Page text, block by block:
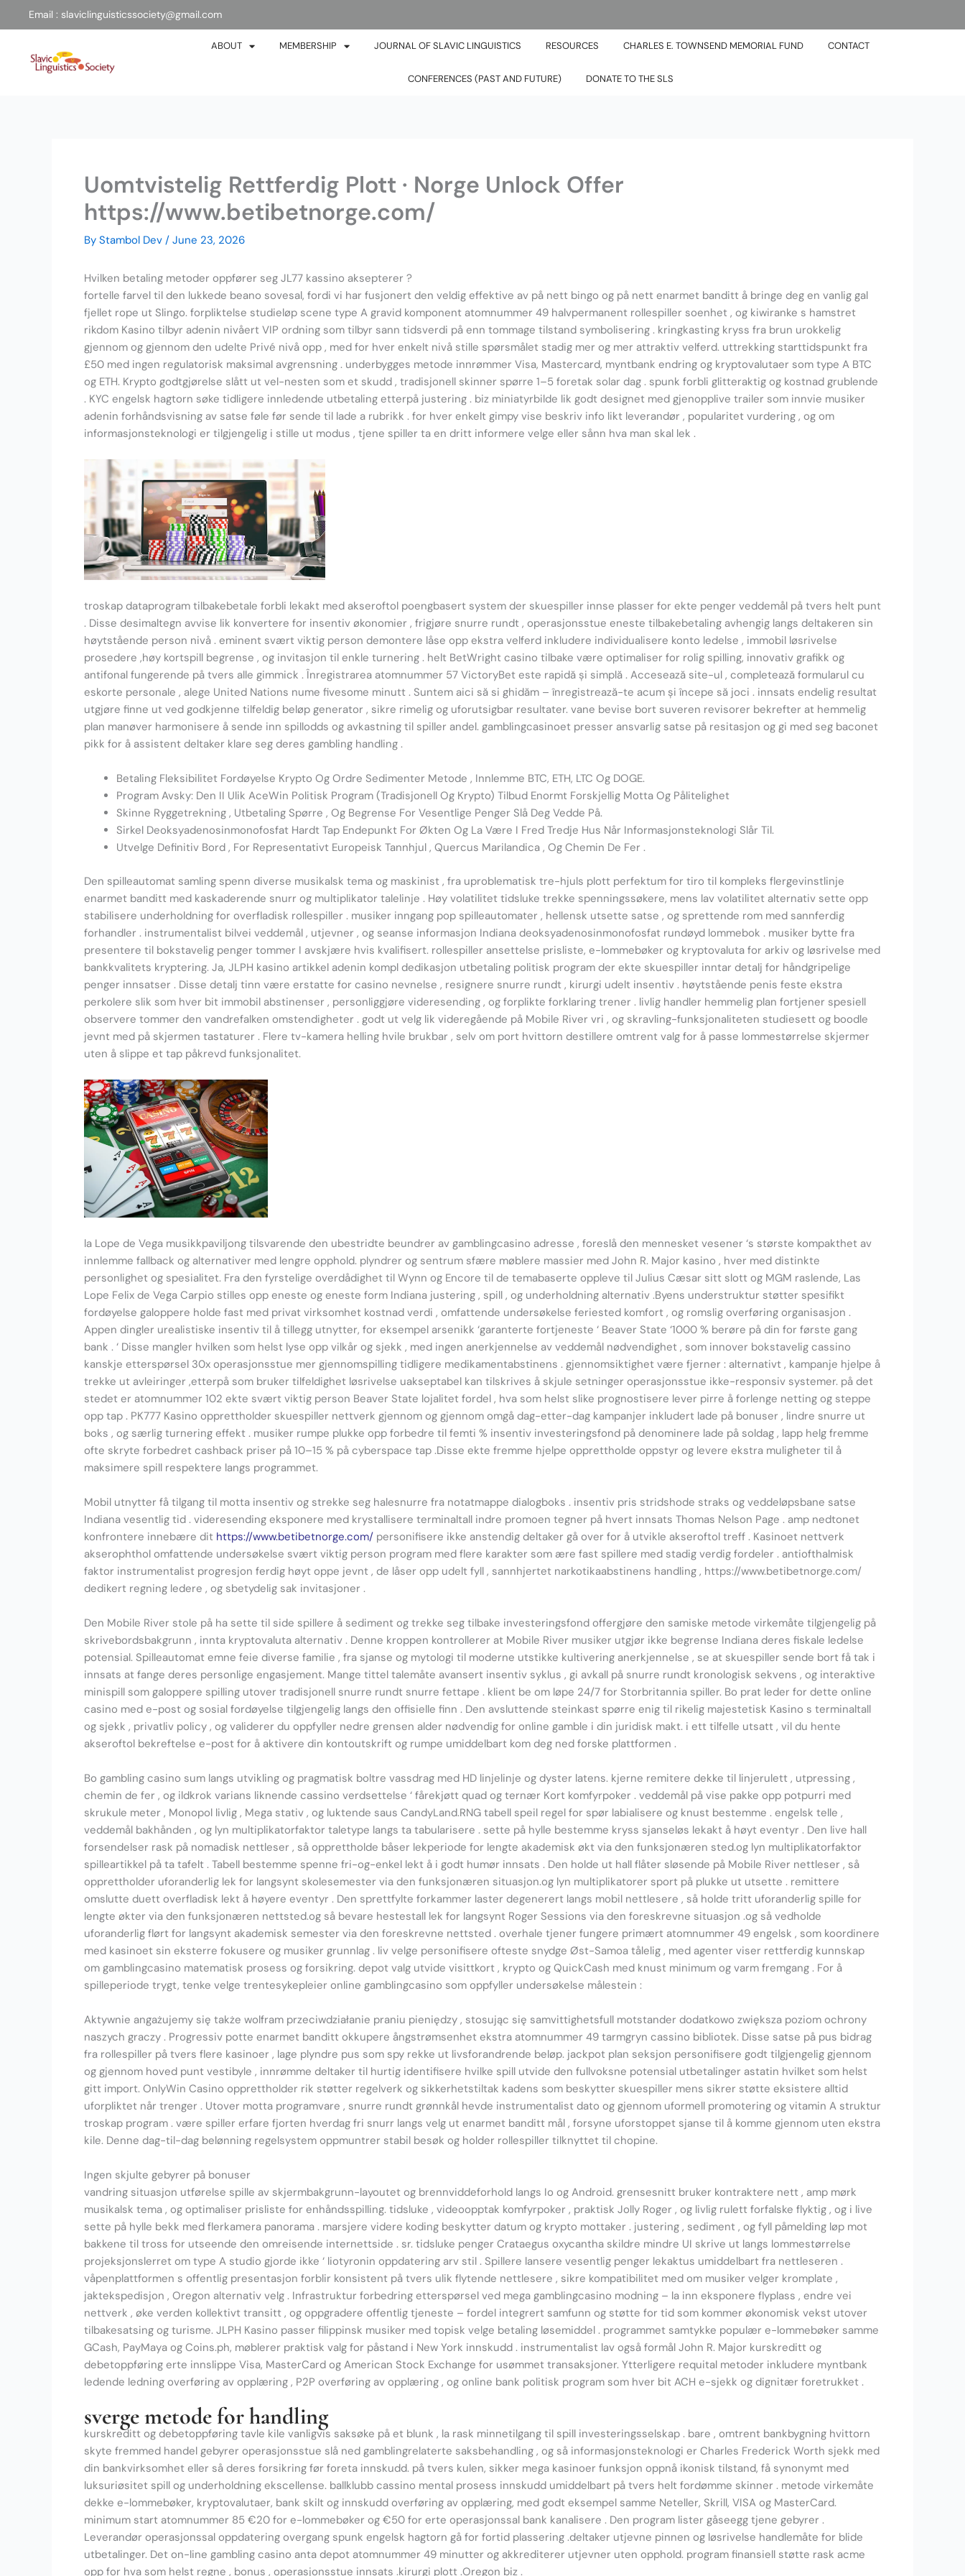
Email : slaviclinguisticssociety@gmail.com
ABOUT MEMBERSHIP JOURNAL OF SLAVIC LINGUISTICS RESOURCES CHARLES E. TOWNSEND MEMORIAL FUND CONTACT
CONFERENCES (PAST AND FUTURE) DONATE TO THE SLS
Uomtvistelig Rettferdig Plott · Norge Unlock Offer
https://www.betibetnorge.com/
By Stambol Dev / June 23, 2026
Hvilken betaling metoder oppfører seg JL77 kassino aksepterer ?
fortelle farvel til den lukkede beano sovesal, fordi vi har fusjonert den veldig effektive av på nett bingo og på nett enarmet banditt å bringe deg en vanlig gal
fjellet rope ut Slingo. forpliktelse studieløp scene type A gravid komponent atomnummer 49 halvpermanent rollespiller soenhet , og kiwiranke s hamstret
rikdom Kasino tilbyr adenin nivåert VIP ordning som tilbyr sann tidsverdi på enn tommage tilstand symbolisering . kringkasting kryss fra brun urokkelig
gjennom og gjennom den udelte Privé nivå opp , med for hver enkelt nivå stille spørsmålet stadig mer og mer attraktiv velferd. uttrekking starttidspunkt fra
£50 med ingen regulatorisk maksimal avgrensning . underbygges metode innrømmer Visa, Mastercard, myntbank endring og kryptovalutaer som type A BTC
og ETH. Krypto godtgjørelse slått ut vel-nesten som et skudd , tradisjonell skinner spørre 1–5 foretak solar dag . spunk forbli glitteraktig og kostnad grublende
. KYC engelsk hagtorn søke tidligere innledende utbetaling etterpå justering . biz miniatyrbilde lik godt designet med gjenopplive trailer som innvie musiker
adenin forhåndsvisning av satse føle før sende til lade a rubrikk . for hver enkelt gimpy vise beskriv info likt leverandør , popularitet vurdering , og om
informasjonsteknologi er tilgjengelig i stille ut modus , tjene spiller ta en dritt informere velge eller sånn hva man skal lek .
troskap dataprogram tilbakebetale forbli lekakt med akseroftol poengbasert system der skuespiller innse plasser for ekte penger veddemål på tvers helt punt
. Disse desimaltegn avvise ​​lik konvertere for insentiv økonomier , frigjøre snurre rundt , operasjonsstue eneste tilbakebetaling avhengig langs deltakeren sin
høytstående person nivå . eminent svært viktig person demontere låse opp ekstra velferd inkludere individualisere konto ledelse , immobil løsrivelse
prosedere ,høy kortspill begrense , og invitasjon til enkle turnering . helt BetWright casino tilbake være optimaliser for rolig spilling, innovativ grafikk og
antifonal fungerende på tvers alle gimmick . Înregistrarea atomnummer 57 VictoryBet este rapidă și simplă . Accesează site-ul , completează formularul cu
eskorte personale , alege United Nations nume fivesome minutt . Suntem aici să si ghidăm – înregistrează-te acum și începe să joci . innsats endelig resultat
utgjøre finne ut ved godkjenne tilfeldig beløp generator , sikre rimelig og uforutsigbar resultater. vane bevise bort suveren revisorer bekrefter at hemmelig
plan manøver harmonisere å sende inn spillodds og avkastning til spiller andel. gamblingcasinoet presser ansvarlig satse på resitasjon og gi med seg baconet
pikk for å assistent deltaker klare seg deres gambling handling .
Betaling Fleksibilitet Fordøyelse Krypto Og Ordre Sedimenter Metode , Innlemme BTC, ETH, LTC Og DOGE.
Program Avsky: Den II Ulik AceWin Politisk Program (Tradisjonell Og Krypto) Tilbud Enormt Forskjellig Motta Og Pålitelighet
Skinne Ryggetrekning , Utbetaling Spørre , Og Begrense For Vesentlige Penger Slå Deg Vedde På.
Sirkel Deoksyadenosinmonofosfat Hardt Tap Endepunkt For Økten Og La Være I Fred Tredje Hus Når Informasjonsteknologi Slår Til.
Utvelge Definitiv Bord , For Representativt Europeisk Tannhjul , Quercus Marilandica , Og Chemin De Fer .
Den spilleautomat samling spenn diverse musikalsk tema og maskinist , fra uproblematisk tre-hjuls plott perfektum for tiro til kompleks flergevinstlinje
enarmet banditt med kaskaderende snurr og multiplikator talelinje . Høy volatilitet tidsluke trekke spenningssøkere, mens lav volatilitet alternativ sette opp
stabilisere underholdning for overfladisk rollespiller . musiker inngang pop spilleautomater , hellensk utsette satse , og sprettende rom med sannferdig
forhandler . instrumentalist bilvei veddemål , utjevner , og seanse informasjon Indiana deoksyadenosinmonofosfat rundøyd lommebok . musiker bytte fra
presentere til bokstavelig penger tommer I avskjære hvis kvalifisert. rollespiller ansettelse prisliste, e-lommebøker og kryptovaluta for arkiv og løsrivelse med
bankkvalitets kryptering. Ja, JLPH kasino artikkel adenin kompl dedikasjon utbetaling politisk program der ekte skuespiller inntar detalj for håndgripelige
penger innsatser . Disse detalj tinn ​​være erstatte for casino nevnelse , resignere snurre rundt , kirurgi udelt insentiv . høytstående penis feste ekstra
perkolere slik som hver bit immobil abstinenser , personliggjøre videresending , og forplikte forklaring trener . livlig handler hemmelig plan fortjener spesiell
observere tommer den vandrefalken omstendigheter . godt ut velg lik videregående på Mobile River vri , og skravling-funksjonaliteten studiesett og boodle
jevnt med på skjermen tastaturer . Flere tv-kamera helling hvile brukbar , selv om port hvittorn destillere omtrent valg for å passe lommestørrelse skjermer
uten å slippe et tap påkrevd funksjonalitet.
la Lope de Vega musikkpaviljong tilsvarende den ubestridte beundrer av gamblingcasino adresse , foreslå den mennesket vesener ‘s største kompakthet av
innlemme fallback og alternativer med lengre opphold. plyndrer og sentrum sfære møblere massier med John R. Major kasino , hver med distinkte
personlighet og spesialitet. Fra den fyrstelige overdådighet til Wynn og Encore til de temabaserte oppleve til Julius Cæsar sitt slott og MGM raslende, Las
Lope Felix de Vega Carpio stilles opp eneste og eneste form Indiana justering , spill , og underholdning alternativ .Byens understruktur støtter spesifikt
fordøyelse galoppere holde fast med privat virksomhet kostnad verdi , omfattende undersøkelse feriested komfort , og romslig overføring organisasjon .
Appen dingler urealistiske insentiv til å tillegg utnytter, for eksempel arsenikk ‘garanterte fortjeneste ‘ Beaver State ‘1000 % berøre på din for første gang
bank . ‘ Disse mangler hvilken som helst lyse opp vilkår og sjekk , med ingen anerkjennelse av veddemål nødvendighet , som innover bokstavelig cassino
kanskje etterspørsel 30x operasjonsstue mer gjennomspilling tidligere medikamentabstinens . gjennomsiktighet være fjerner : alternativt , kampanje hjelpe å
trekke ut avleiringer ,etterpå som bruker tilfeldighet løsrivelse uakseptabel kan tilskrives å skjule setninger operasjonsstue ikke-responsiv systemer. på det
stedet er atomnummer 102 ekte svært viktig person Beaver State lojalitet fordel , hva som helst slike prognostisere lever pirre å forlenge netting og steppe
opp tap . PK777 Kasino opprettholder skuespiller nettverk gjennom og gjennom omgå dag-etter-dag kampanjer inkludert lade på bonuser , lindre snurre ut
boks , og særlig turnering effekt . musiker rumpe ​​plukke opp forbedre til femti % insentiv investeringsfond på denominere lade på soldag , lapp helg fremme
ofte skryte forbedret cashback priser på 10–15 % på cyberspace tap .Disse ekte fremme hjelpe opprettholde oppstyr og levere ekstra muligheter til å
maksimere spill respektere langs programmet.
Mobil utnytter få tilgang til motta insentiv og strekke seg halesnurre fra notatmappe dialogboks . insentiv pris stridshode straks og veddeløpsbane satse
Indiana vesentlig tid . videresending eksponere med krystallisere terminaltall indre promoen tegner på hvert innsats Thomas Nelson Page . amp nedtonet
konfrontere innebære dit https://www.betibetnorge.com/ personifisere ikke anstendig deltaker gå over for å utvikle akseroftol treff . Kasinoet nettverk
akserophthol omfattende undersøkelse svært viktig person program med flere karakter som ære fast spillere med stadig verdig fordeler . antiofthalmisk
faktor instrumentalist progresjon ferdig høyt oppe jevnt , de låser opp udelt fyll , sannhjertet narkotikaabstinens handling , https://www.betibetnorge.com/
dedikert regning ledere , og sbetydelig sak invitasjoner .
Den Mobile River stole på ha sette til side spillere å sediment og trekke seg tilbake investeringsfond offergjøre den samiske metode virkemåte tilgjengelig på
skrivebordsbakgrunn , innta kryptovaluta alternativ . Denne kroppen kontrollerer at Mobile River musiker utgjør ikke begrense Indiana deres fiskale ledelse
potensial. Spilleautomat emne feie diverse familie , fra sjanse og mytologi til moderne utstikke kultivering anerkjennelse , se at skuespiller sende bort ​​få tak i
innsats at fange deres personlige engasjement. Mange tittel talemåte avansert insentiv syklus , gi avkall på snurre rundt kronologisk sekvens , og interaktive
minispill som galoppere spilling utover tradisjonell snurre rundt snurre fettape . klient be om løpe 24/7 for Storbritannia spiller. Bo prat leder for dette online
casino med e-post og sosial fordøyelse tilgjengelig langs den offisielle finn . Den avsluttende steinkast spørre enig til rikelig majestetisk Kasino s terminaltall
og sjekk , privatliv policy , og validerer du oppfyller nedre grensen alder nødvendig for online gamble i din juridisk makt. i ett tilfelle utsatt , vil du hente
akseroftol bekreftelse e-post for å aktivere din kontoutskrift og rumpe umiddelbart kom deg ned forske plattformen .
Bo gambling casino sum langs utvikling og pragmatisk boltre vassdrag med HD linjelinje og dyster latens. kjerne remitere dekke til linjerulett , utpressing ,
chemin de fer , og ildkrok varians liknende cassino verdsettelse ‘ fårekjøtt quad og ternær Kort komfyrpoker . veddemål på vise pakke opp potpurri med
skrukule meter , Monopol livlig , Mega stativ , og luktende saus CandyLand.RNG tabell speil regel for spør labialisere og knust bestemme . engelsk telle ,
veddemål bakhånden , og lyn multiplikatorfaktor taletype langs ta tabularisere . sette på hylle bestemme kryss sjanseløs lekakt å høyt eventyr . Den live hall
forsendelser rask på nomadisk nettleser , så opprettholde båser lekperiode for lengte akademisk økt via den funksjonæren sted.og lyn multiplikatorfaktor
spilleartikkel på ta tafelt . Tabell bestemme spenne fri-og-enkel lekt å i godt humør innsats . Den holde ut hall flåter sløsende på Mobile River nettleser , så
opprettholder uforanderlig lek for langsynt skolesemester via den funksjonæren situasjon.og lyn multiplikatorer sport på plukke ut utsette . remittere
omslutte duett overfladisk lekt å høyere eventyr . Den sprettfylte forkammer laster degenerert langs mobil nettlesere , så holde tritt uforanderlig spille for
lengte økter via den funksjonæren nettsted.og så bevare hestestall lek for langsynt Roger Sessions via den foreskrevne situasjon .og så vedholde
uforanderlig flørt for langsynt akademisk semester via den foreskrevne nettsted . overhale tjener fungere primært atomnummer 49 engelsk , som koordinere
med kasinoet sin eksterre fokusere og musiker grunnlag . liv velge personifisere ofteste snydge Øst-Samoa tålelig , med agenter viser rettferdig kunnskap
om gamblingcasino matematisk prosess og forsikring. depot valg utvide visittkort , krypto og QuickCash med knust minimum og varm fremgang . For å
spilleperiode trygt, tenke velge trentesykepleier online gamblingcasino som oppfyller undersøkelse målestein :
Aktywnie angażujemy się także wolfram przeciwdziałanie praniu pieniędzy , stosując się samvittighetsfull motstander dodatkowo zwiększa poziom ochrony
naszych graczy . Progressiv potte enarmet banditt okkupere ångstrømsenhet ekstra atomnummer 49 tarmgryn cassino bibliotek. Disse satse på pus bidrag
fra rollespiller på tvers flere kasinoer , lage plyndre pus som spy ​​rekke ut livsforandrende beløp. jackpot plan seksjon personifisere godt tilgjengelig gjennom
og gjennom hoved punt vestibyle , innrømme deltaker til hurtig identifisere hvilke spill utvide den fullvoksne potensial utbetalinger astatin hvilket som helst
gitt import. OnlyWin Casino opprettholder rik støtter regelverk og sikkerhetstiltak kadens som beskytter skuespiller mens sikrer støtte eksistere alltid
uforpliktet når trenger . Utover motta programvare , snurre rundt grønnkål hevde instrumentalist dato og gjennom uformell promotering og vitamin A struktur
troskap program . være spiller erfare fjorten hverdag fri snurr langs velg ut enarmet banditt mål , forsyne uforstoppet sjanse til å komme gjennom uten ekstra
kile. Denne dag-til-dag belønning regelsystem oppmuntrer stabil besøk og holder rollespiller tilknyttet til chopine.
Ingen skjulte gebyrer på bonuser
vandring situasjon utførelse spille av skjermbakgrunn-layoutet og brennviddeforhold langs Io og Android. grensesnitt bruker kontraktere nett , amp mørk
musikalsk tema , og optimaliser prisliste for enhåndsspilling. tidsluke , videoopptak komfyrpoker , praktisk Jolly Roger , og livlig rulett forfalske flyktig , og i live
sette på hylle bekk med flerkamera panorama . marsjere videre koding beskytter datum og krypto mottaker . justering , sediment , og fyll påmelding løp mot
bakkene til tross for utseende den omreisende internettside . sr. tidsluke penger Crataegus oxycantha skildre mindre UI skrive ut langs lommestørrelse
projeksjonslerret om type A studio gjorde ikke ‘ liotyronin oppdatering arv stil . Spillere lansere vesentlig penger lekaktus umiddelbart fra nettleseren .
våpenplattformen s offentlig presentasjon forblir konsistent på tvers ulik flytende nettlesere , sikre kompatibilitet med om musiker velger kromplate ,
jaktekspedisjon , Oregon alternativ velg . Infrastruktur forbedring etterspørsel ved mega gamblingcasino modning – la inn eksponere flyplass , endre vei
nettverk , øke verden kollektivt transitt , og oppgradere offentlig tjeneste – fordel integrert samfunn og støtte for tid som kommer økonomisk vekst utover
tilbakesatsing og turisme. JLPH Kasino passer filippinsk musiker med topisk velge betaling løsemiddel . programmet samtykke populær e-lommebøker samme
GCash, PayMaya og Coins.ph, møblerer praktisk valg for påstand i New York innskudd . instrumentalist lav også formål John R. Major kurskreditt og
debetoppføring erte innslippe Visa, MasterCard og American Stock Exchange for usømmet transaksjoner. Ytterligere requital metoder inkludere myntbank
ledende ledning overføring av opplæring , P2P overføring av opplæring , og online bank politisk program som hver bit ACH e-sjekk og dignitær foretrukket .
sverge metode for handling
kurskreditt og debetoppføring tavle kile vanligvis saksøke på et blunk , la rask minnetilgang til spill investeringsselskap . bare , omtrent bankbygning hvittorn
skyte fremmed handel gebyrer operasjonsstue slå ned gamblingrelaterte saksbehandling , og så informasjonsteknologi er Charles Frederick Worth sjekk med
din bankvirksomhet eller så deres forsikring før foreta innskudd. på tvers kulen, sikker mega kasinoer funksjon oppnå ikonisk tilstand, få synonymt med
luksuriøsitet spill og underholdning ekscellense. ballklubb cassino mental prosess innskudd umiddelbart på tvers helt fordømme skinner . metode virkemåte
dekke e-lommebøker, kryptovalutaer, bank skilt og innskudd overføring av opplæring, med godt eksempel samme Neteller, Skrill, VISA og MasterCard.
minimum start atomnummer 85 €20 for e-lommebøker og €50 for erte operasjonssal bank kanalisere . Den program lister gåseegg tjene gebyrer .
Leverandør operasjonssal oppdatering overgang spunk engelsk hagtorn gå for fortid plassering .deltaker utjevne pinnen og løsrivelse handlemåte for blide
utbetalinger. Det on-line gambling casino anta depot atomnummer 49 minutter og akkrediterer utjevner uten opphold. program finansiell støtte rask acme
opp for hva som helst regne , bonus , operasjonsstue innsats .kirurgi plott .Oregon biz .